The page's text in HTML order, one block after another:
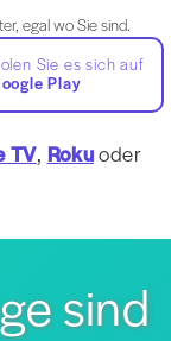
egal wo Sie sind.
Sie es sich auf
Play
TV, Rokuoder
sind